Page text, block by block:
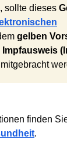
sollte dieses
gelben
mitgebracht
finden
.